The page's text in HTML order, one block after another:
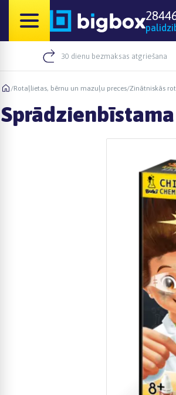
30 dienu bezmaksas atgriešana
/Rotaļlietas, bērnu un mazuļu preces/Zinātniskās